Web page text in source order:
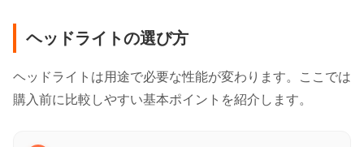
ヘッドライトの選び方
ヘッドライトは用途で必要な性能が変わります。ここでは
購入前に比較しやすい基本ポイントを紹介します。